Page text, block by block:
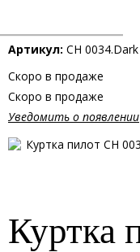
Артикул: CH
Скоро в продаже
Скоро в продаже
Уведомить о появлении
Куртка